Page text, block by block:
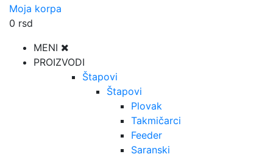
Moja korpa
0 rsd
MENI
PROIZVODI
Štapovi
Štapovi
Plovak
Takmičarci
Feeder
Saranski